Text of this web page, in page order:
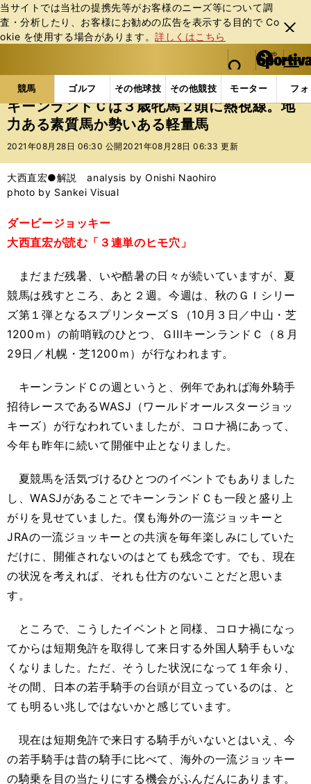
当サイトでは当社の提携先等がお客様のニーズ等について調
査・分析したり、お客様にお勧めの広告を表⽰する⽬的で Co
okie を使⽤する場合があります。詳しくはこちら
閉じ
る
web Sportiva (webスポルティーバ)
検索
マイペ
ー
ジ
メニュ
競馬 ゴルフ その他球技 その他競技 モーター フ
b
ス
ポ
ル
バ
競馬の記事一覧 競馬 キーンランドＣは３歳牝馬２
キーンランドＣは３歳牝馬２頭に熱視線。地
力ある素質馬か勢いある軽量馬
2021年08月28日 06:30 公開 2021年08月28日 06:33 更新
大西直宏●解説 analysis by Onishi Naohiro
photo by Sankei Visual
ダービージョッキー
大西直宏が読む「３連単のヒモ穴」
まだまだ残暑、いや酷暑の日々が続いていますが、夏
競馬は残すところ、あと２週。今週は、秋のＧＩシリー
ズ第１弾となるスプリンターズＳ（10月３日／中山・芝
1200ｍ）の前哨戦のひとつ、ＧIIIキーンランドＣ（８月
29日／札幌・芝1200ｍ）が行なわれます。
キーンランドＣの週というと、例年であれば海外騎手
招待レースであるWASJ（ワールドオールスタージョッ
キーズ）が行なわれていましたが、コロナ禍にあって、
今年も昨年に続いて開催中止となりました。
夏競馬を活気づけるひとつのイベントでもありました
し、WASJがあることでキーンランドＣも一段と盛り上
がりを見せていました。僕も海外の一流ジョッキーと
JRAの一流ジョッキーとの共演を毎年楽しみにしていた
だけに、開催されないのはとても残念です。でも、現在
の状況を考えれば、それも仕方のないことだと思いま
す。
ところで、こうしたイベントと同様、コロナ禍になっ
てからは短期免許を取得して来日する外国人騎手もいな
くなりました。ただ、そうした状況になって１年余り、
その間、日本の若手騎手の台頭が目立っているのは、と
ても明るい兆しではないかと感じています。
現在は短期免許で来日する騎手がいないとはいえ、今
の若手騎手は昔の騎手に比べて、海外の一流ジョッキー
の騎乗を目の当たりにする機会がふんだんにあります。